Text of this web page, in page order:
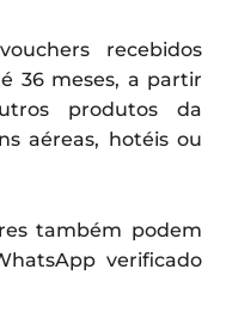
recebidos
36 meses, a partir
produtos da
aéreas, hotéis ou
também podem
verificado